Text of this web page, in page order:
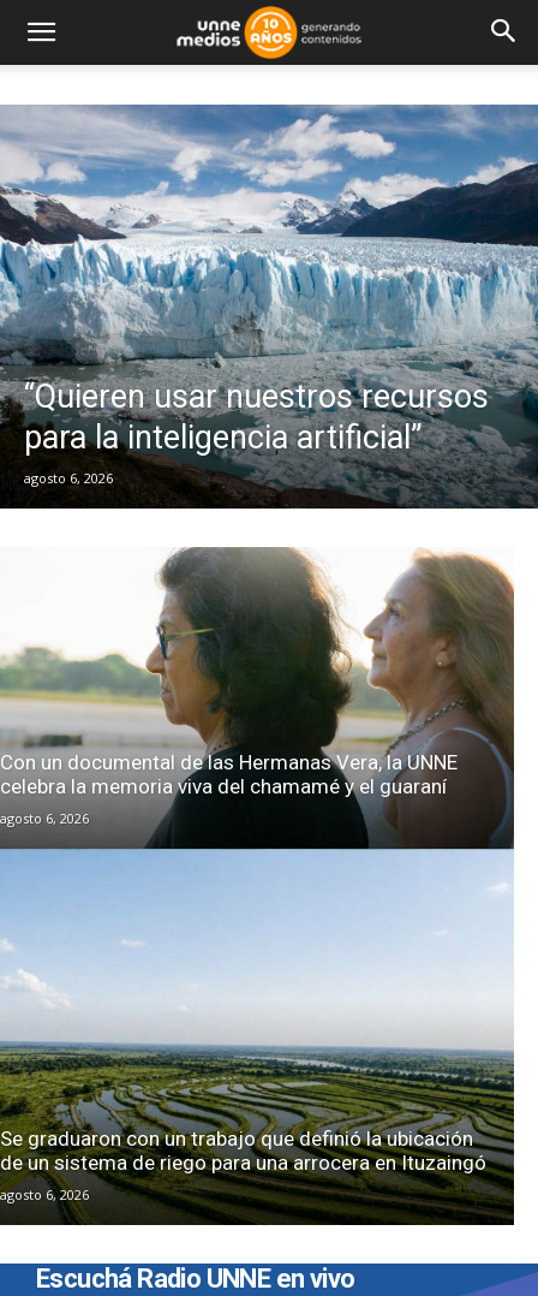
“Quieren usar nuestros recursos
para la inteligencia artificial”
agosto 6, 2026
Con un documental de las Hermanas Vera, la UNNE
celebra la memoria viva del chamamé y el guaraní
agosto 6, 2026
Se graduaron con un trabajo que definió la ubicación
de un sistema de riego para una arrocera en Ituzaingó
agosto 6, 2026
Escuchá Radio UNNE en vivo